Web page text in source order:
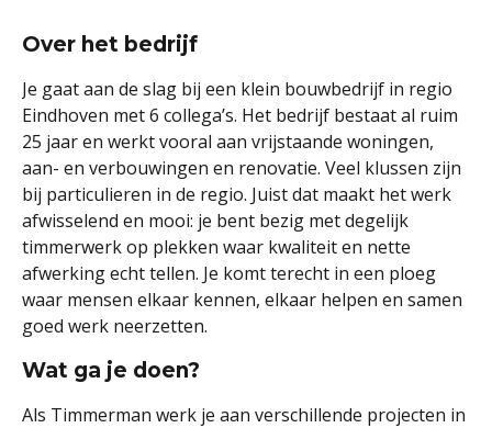
Over het bedrijf
Je gaat aan de slag bij een klein bouwbedrijf in regio
Eindhoven met 6 collega’s. Het bedrijf bestaat al ruim
25 jaar en werkt vooral aan vrijstaande woningen,
aan- en verbouwingen en renovatie. Veel klussen zijn
bij particulieren in de regio. Juist dat maakt het werk
afwisselend en mooi: je bent bezig met degelijk
timmerwerk op plekken waar kwaliteit en nette
afwerking echt tellen. Je komt terecht in een ploeg
waar mensen elkaar kennen, elkaar helpen en samen
goed werk neerzetten.
Wat ga je doen?
Als Timmerman werk je aan verschillende projecten in